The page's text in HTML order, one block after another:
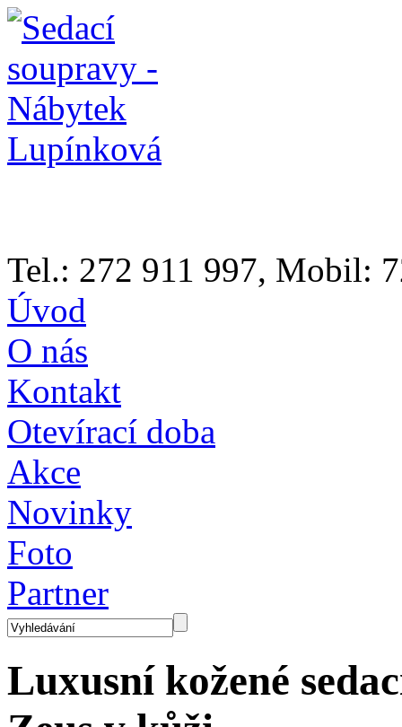
Tel.: 272 911 997, Mobil:
Úvod
O nás
Kontakt
Otevírací doba
Akce
Novinky
Foto
Partner
Luxusní kožené